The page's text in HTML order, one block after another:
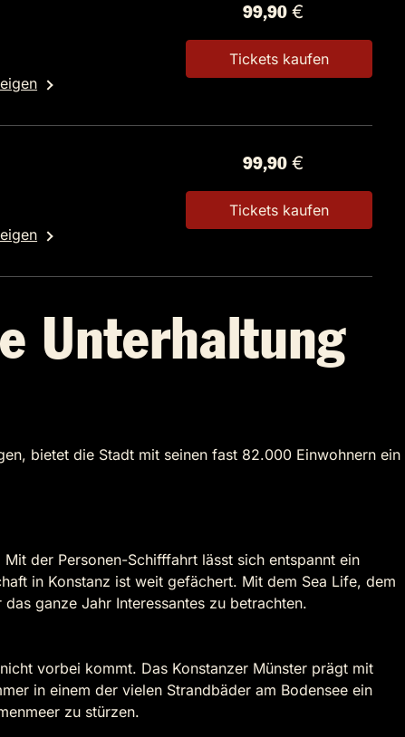
99,90 €
Tickets kaufen
99,90 €
Tickets kaufen
Unterhaltung
bietet die Stadt mit seinen fast 82.000 Einwohnern ein
der Personen-Schifffahrt lässt sich entspannt ein
in Konstanz ist weit gefächert. Mit dem Sea Life, dem
ganze Jahr Interessantes zu betrachten.
vorbei kommt. Das Konstanzer Münster prägt mit
in einem der vielen Strandbäder am Bodensee ein
zu stürzen.